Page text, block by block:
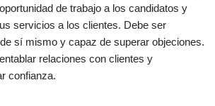
de trabajo a los candidatos y
servicios a los clientes. Debe ser
sí mismo y capaz de superar objeciones.
relaciones con clientes y
confianza.